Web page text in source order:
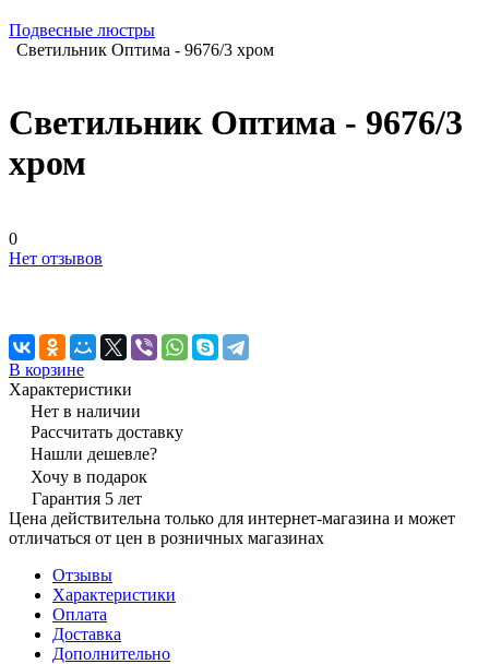
Подвесные люстры
Светильник Оптима - 9676/3 хром
Светильник Оптима - 9676/3
хром
0
Нет отзывов
В корзине
Характеристики
Нет в наличии
Рассчитать доставку
Нашли дешевле?
Хочу в подарок
Гарантия 5 лет
Цена действительна только для интернет-магазина и может
отличаться от цен в розничных магазинах
Отзывы
Характеристики
Оплата
Доставка
Дополнительно